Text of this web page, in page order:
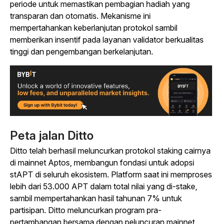
periode untuk memastikan pembagian hadiah yang
transparan dan otomatis. Mekanisme ini
mempertahankan keberlanjutan protokol sambil
memberikan insentif pada layanan validator berkualitas
tinggi dan pengembangan berkelanjutan.
Peta jalan Ditto
Ditto telah berhasil meluncurkan protokol staking cairnya
di mainnet Aptos, membangun fondasi untuk adopsi
stAPT di seluruh ekosistem. Platform saat ini memproses
lebih dari 53.000 APT dalam total nilai yang di-stake,
sambil mempertahankan hasil tahunan 7% untuk
partisipan. Ditto meluncurkan program pra-